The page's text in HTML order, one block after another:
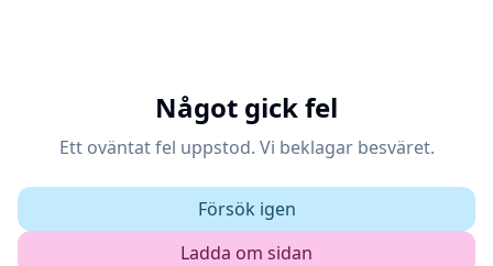
Något gick fel
Ett oväntat fel uppstod. Vi beklagar besväret.
Försök igen
Ladda om sidan